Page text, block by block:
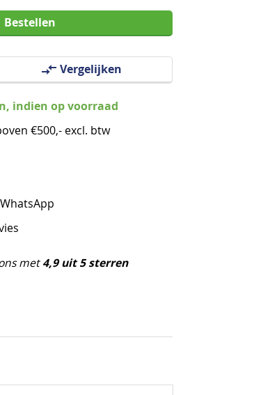
Bestellen
Vergelijken
indien op voorraad
€500,- excl. btw
met4,9 uit 5 sterren